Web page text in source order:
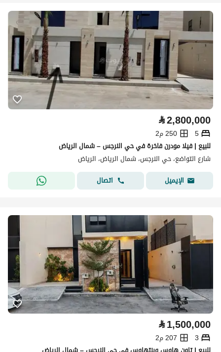
⃁2,800,000
5
250 م2
للبيع | فيلا مودرن فاخرة في حي النرجس – شمال الرياض
شارع التواضع، حي النرجس، شمال الرياض، الرياض
الإيميل
اتصال
⃁1,500,000
3
207 م2